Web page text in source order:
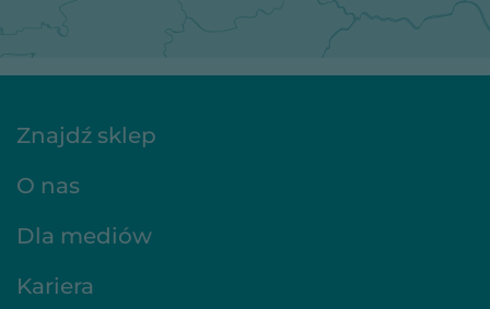
Znajdź sklep
O nas
Dla mediów
Kariera